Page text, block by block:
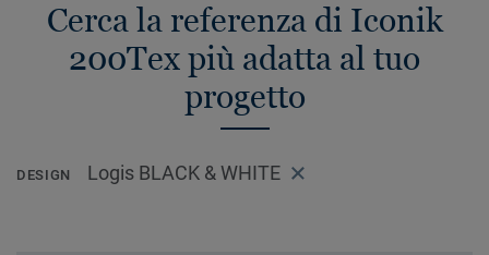
Cerca la referenza di Iconik
200Tex più adatta al tuo
progetto
DESIGN Logis BLACK & WHITE